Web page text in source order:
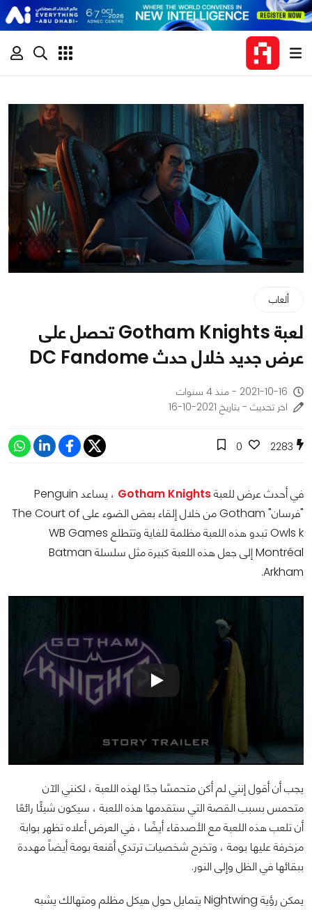
ألعاب
لعبة Gotham Knights تحصل على
عرض جديد خلال حدث DC Fandome
2021-10-16 - منذ 4 سنوات
اخر تحديث - بتاريخ 2021-10-16
2283
0
في أحدث عرض للعبةGotham Knights
، يساعد Penguin
"فرسان" Gotham من خلال إلقاء بعض الضوء على The Court of
Owls k تبدو هذه اللعبة مظلمة للغاية وتتطلع WB Games
Montréal إلى جعل هذه اللعبة كبيرة مثل سلسلة Batman
Arkham.
يجب أن أقول إنني لم أكن متحمسًا جدًا لهذه اللعبة ، لكنني الآن
متحمس بسبب القصة التي ستقدمها هذه اللعبة ، سيكون شيئًا رائعًا
أن تلعب هذه اللعبة مع الأصدقاء أيضًا ، في العرض أعلاه تظهر بوابة
مزخرفة عليها بومة ، وتخرج شخصيات ترتدي أقنعة بومة أيضاً مهددة
ببقائها في الظل وإلى النور.
يمكن رؤية Nightwing يتمايل حول هيكل مظلم ومتهالك يشبه